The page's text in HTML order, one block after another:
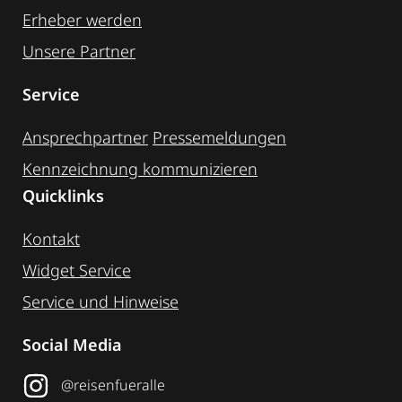
Erheber werden
Unsere Partner
Service
Ansprechpartner Pressemeldungen
Kennzeichnung ­kommunizieren
Quicklinks
Kontakt
Widget Service
Service und Hinweise
Social Media
@reisenfueralle